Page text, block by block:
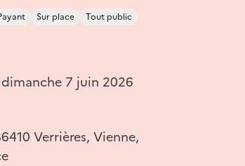
Sur place
Tout public
7 juin 2026
Verrières, Vienne,